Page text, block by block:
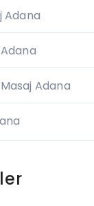
Adana
Adana